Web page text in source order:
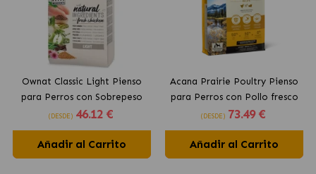
Ownat Classic Light Pienso
para Perros con Sobrepeso
(DESDE) 46.12 €
Añadir al Carrito
Acana Prairie Poultry Pienso
para Perros con Pollo fresco
(DESDE) 73.49 €
Añadir al Carrito